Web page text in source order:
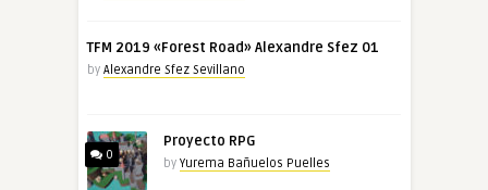
TFM 2019 «Forest Road» Alexandre Sfez 01
by Alexandre Sfez Sevillano
0
Proyecto RPG
by Yurema Bañuelos Puelles